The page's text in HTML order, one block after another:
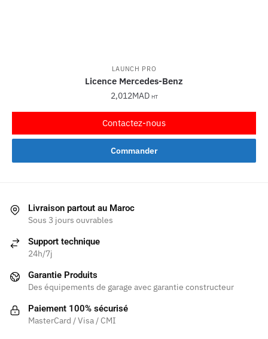
LAUNCH PRO
Licence Mercedes-Benz
2,012MAD HT
Commander
Contactez-nous
Livraison partout au Maroc
Sous 3 jours ouvrables
Support technique
24h/7j
Garantie Produits
Des équipements de garage avec garantie constructeur
Paiement 100% sécurisé
MasterCard / Visa / CMI